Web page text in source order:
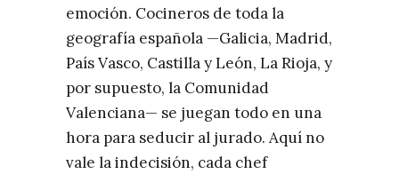
emoción. Cocineros de toda la
geografía española —Galicia, Madrid,
País Vasco, Castilla y León, La Rioja, y
por supuesto, la Comunidad
Valenciana— se juegan todo en una
hora para seducir al jurado. Aquí no
vale la indecisión, cada chef